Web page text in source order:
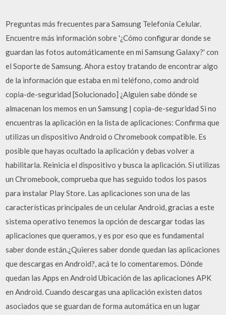
Preguntas más frecuentes para Samsung Telefonía Celular.
Encuentre más información sobre '¿Cómo configurar donde se
guardan las fotos automáticamente en mi Samsung Galaxy?' con
el Soporte de Samsung. Ahora estoy tratando de encontrar algo
de la información que estaba en mi teléfono, como android
copia-de-seguridad [Solucionado] ¿Alguien sabe dónde se
almacenan los memos en un Samsung | copia-de-seguridad Si no
encuentras la aplicación en la lista de aplicaciones: Confirma que
utilizas un dispositivo Android o Chromebook compatible. Es
posible que hayas ocultado la aplicación y debas volver a
habilitarla. Reinicia el dispositivo y busca la aplicación. Si utilizas
un Chromebook, comprueba que has seguido todos los pasos
para instalar Play Store. Las aplicaciones son una de las
características principales de un celular Android, gracias a este
sistema operativo tenemos la opción de descargar todas las
aplicaciones que queramos, y es por eso que es fundamental
saber donde están.¿Quieres saber donde quedan las aplicaciones
que descargas en Android?, acá te lo comentaremos. Dónde
quedan las Apps en Android Ubicación de las aplicaciones APK
en Android. Cuando descargas una aplicación existen datos
asociados que se guardan de forma automática en un lugar